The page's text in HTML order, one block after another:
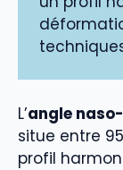
L’angle
situe entre
profil